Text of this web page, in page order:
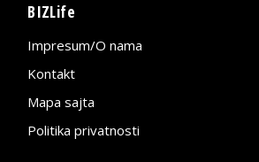
BIZLife
Impresum/O nama
Kontakt
Mapa sajta
Politika privatnosti